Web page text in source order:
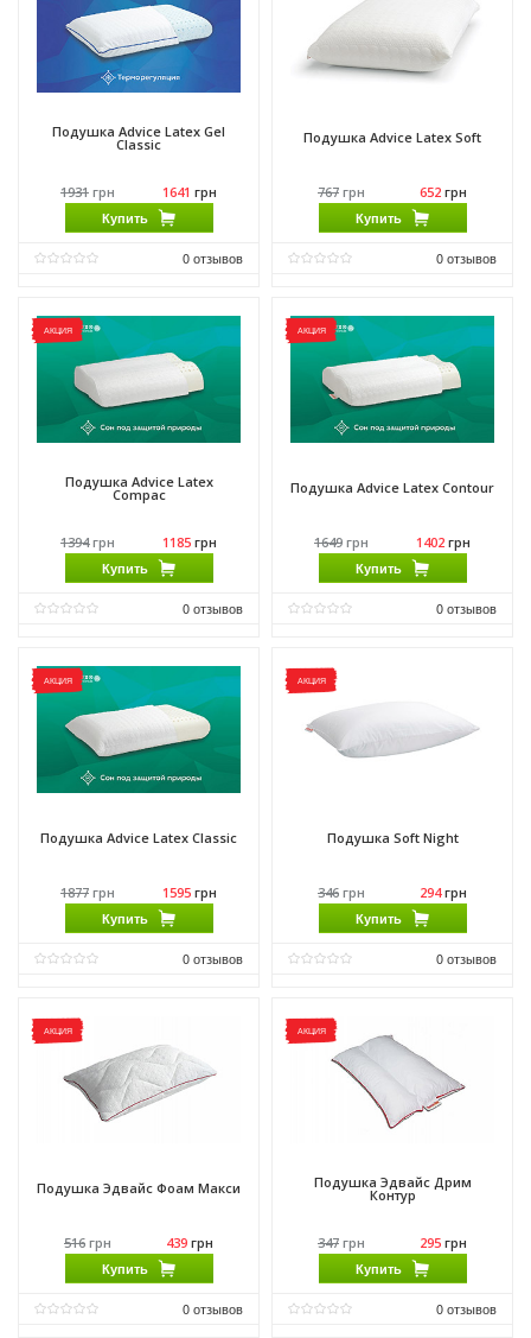
Подушка Advice Latex Gel
Classic
1931 грн 1641 грн
Купить
0отзывов
Подушка Advice Latex Soft
767 грн 652 грн
Купить
0отзывов
АКЦИЯ
Подушка Advice Latex
Compac
1394 грн 1185 грн
Купить
0отзывов
АКЦИЯ
Подушка Advice Latex Contour
1649 грн 1402 грн
Купить
0отзывов
АКЦИЯ
Подушка Advice Latex Classic
1877 грн 1595 грн
Купить
0отзывов
АКЦИЯ
Подушка Soft Night
346 грн 294грн
Купить
0отзывов
АКЦИЯ
Подушка Эдвайс Фоам Макси
516 грн 439 грн
Купить
0отзывов
АКЦИЯ
Подушка Эдвайс Дрим
Контур
347 грн 295 грн
Купить
0отзывов